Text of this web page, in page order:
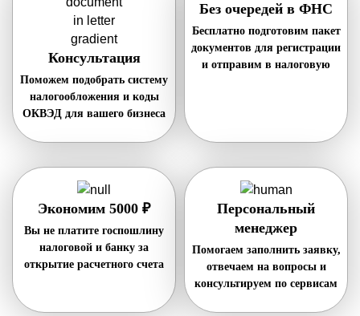
Консультация
Поможем подобрать систему
налогообложения и коды
ОКВЭД для вашего бизнеса
Без очередей в ФНС
Бесплатно подготовим пакет
документов для регистрации
и отправим в налоговую
Экономим 5000 ₽
Вы не платите госпошлину
налоговой и банку за
открытие расчетного счета
Персональный
менеджер
Помогаем заполнить заявку,
отвечаем на вопросы и
консультируем по сервисам